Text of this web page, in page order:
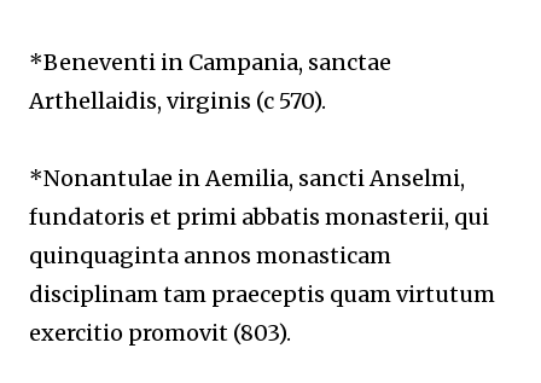
*Beneventi in Campania, sanctae
Arthellaidis, virginis (c 570).
*Nonantulae in Aemilia, sancti Anselmi,
fundatoris et primi abbatis monasterii, qui
quinquaginta annos monasticam
disciplinam tam praeceptis quam virtutum
exercitio promovit (803).